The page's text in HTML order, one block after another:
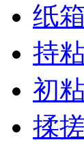
纸
持
初
揉